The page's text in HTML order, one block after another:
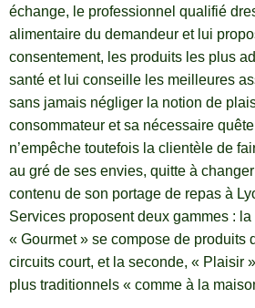
échange, le professionnel qualifié
alimentaire du demandeur et lui
consentement, les produits les plus
santé et lui conseille les meilleures
sans jamais négliger la notion de
consommateur et sa nécessaire
n’empêche toutefois la clientèle de
au gré de ses envies, quitte à
contenu de son portage de repas à
Services proposent deux gammes :
« Gourmet » se compose de produits
circuits court, et la seconde, « Plaisir
plus traditionnels « comme à la